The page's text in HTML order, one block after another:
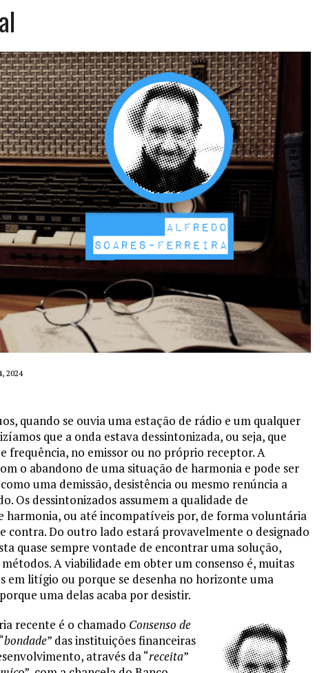
2024
quando se ouvia uma estação de rádio e um qualquer
que a onda estava dessintonizada, ou seja, que
frequência, no emissor ou no próprio receptor. A
o abandono de uma situação de harmonia e pode ser
uma demissão, desistência ou mesmo renúncia a
Os dessintonizados assumem a qualidade de
harmonia, ou até incompatíveis por, de forma voluntária
contra. Do outro lado estará provavelmente o designado
quase sempre vontade de encontrar uma solução,
A viabilidade em obter um consenso é, muitas
em litígio ou porque se desenha no horizonte uma
uma delas acaba por desistir.
recente é o chamado Consenso de
bondade” das instituições financeiras
através da “receita”